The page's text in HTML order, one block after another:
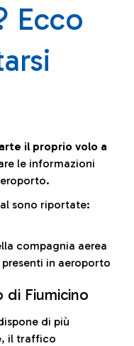
Ecco
il proprio volo a
le informazioni
sono riportate:
compagnia aerea
in aeroporto
di Fiumicino
di più
il traffico